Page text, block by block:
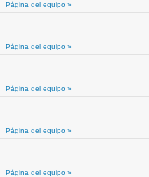
Página del equipo »
Página del equipo »
Página del equipo »
Página del equipo »
Página del equipo »